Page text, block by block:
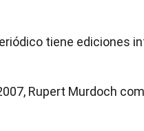
tiene ediciones
Rupert Murdoch